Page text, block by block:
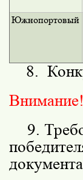
Южнопортовый
8.
9.